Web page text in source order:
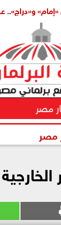
عبد
مصر
مصر